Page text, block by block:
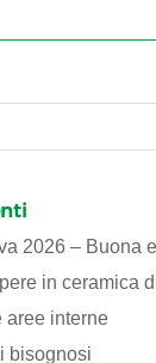
2026 – Buona
in ceramica
aree interne
bisognosi